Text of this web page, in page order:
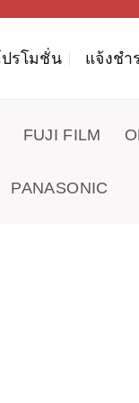
ปรโมชั่น แจ้งชำ
FUJI FILM
PANASONIC